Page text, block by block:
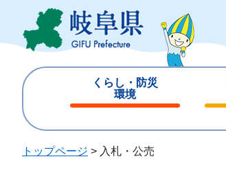
ジ
ュ
くらし・防災
環境
じ
じ
トップページ > 入札・公売